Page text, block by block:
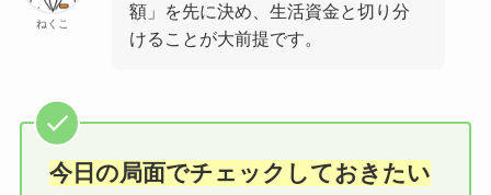
ねくこ
額」を先に決め、生活資金と切り分
けることが大前提です。
今日の局面でチェックしておきたい